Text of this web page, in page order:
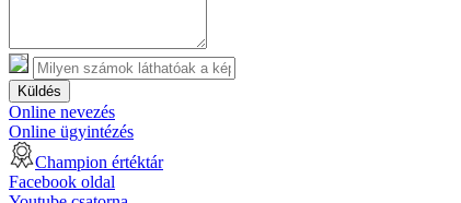
Küldés
Online nevezés
Online ügyintézés
Champion értéktár
Facebook oldal